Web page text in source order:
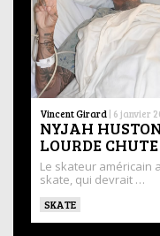
Vincent Girard | 6 janvier
NYJAH
LOURDE CHUTE
Le skateur américain
skate, qui devrait …
SKATE